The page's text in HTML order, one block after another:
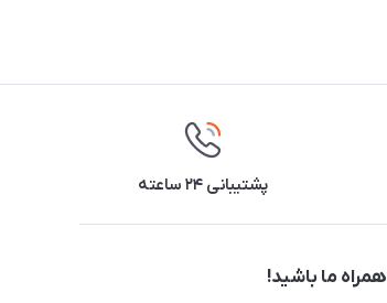
پشتیبانی ۲۴ ساعته
همراه ما باشید!